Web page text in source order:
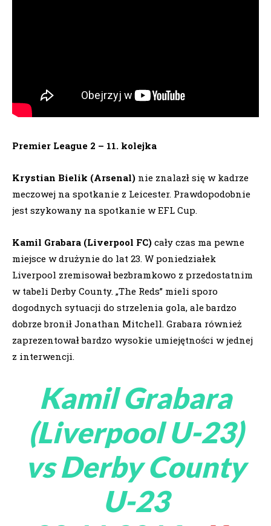
Premier League 2 – 11. kolejka
Krystian Bielik (Arsenal) nie znalazł się w kadrze
meczowej na spotkanie z Leicester. Prawdopodobnie
jest szykowany na spotkanie w EFL Cup.
Kamil Grabara (Liverpool FC) cały czas ma pewne
miejsce w drużynie do lat 23. W poniedziałek
Liverpool zremisował bezbramkowo z przedostatnim
w tabeli Derby County. „The Reds” mieli sporo
dogodnych sytuacji do strzelenia gola, ale bardzo
dobrze bronił Jonathan Mitchell. Grabara również
zaprezentował bardzo wysokie umiejętności w jednej
z interwencji.
Kamil Grabara
(Liverpool U-23)
vs Derby County
U-23